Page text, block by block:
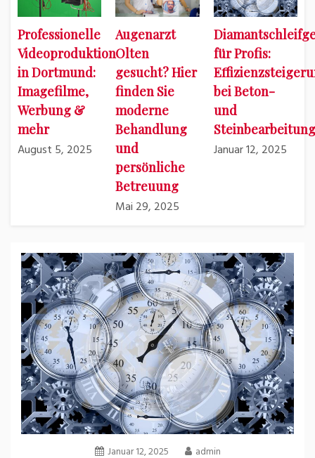
Professionelle
Videoproduktion
in Dortmund:
Imagefilme,
Werbung &
mehr
August 5, 2025
Augenarzt
Olten
gesucht? Hier
finden Sie
moderne
Behandlung
und
persönliche
Betreuung
Mai 29, 2025
für Profis:
bei Beton-
und
Steinbearbeitung
Januar 12, 2025
Januar 12, 2025 admin